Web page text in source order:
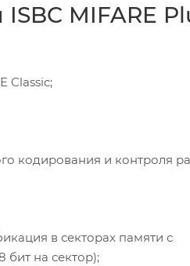
MIFARE
Classic;
кодирования и контроля
в секторах памяти с
бит на сектор);